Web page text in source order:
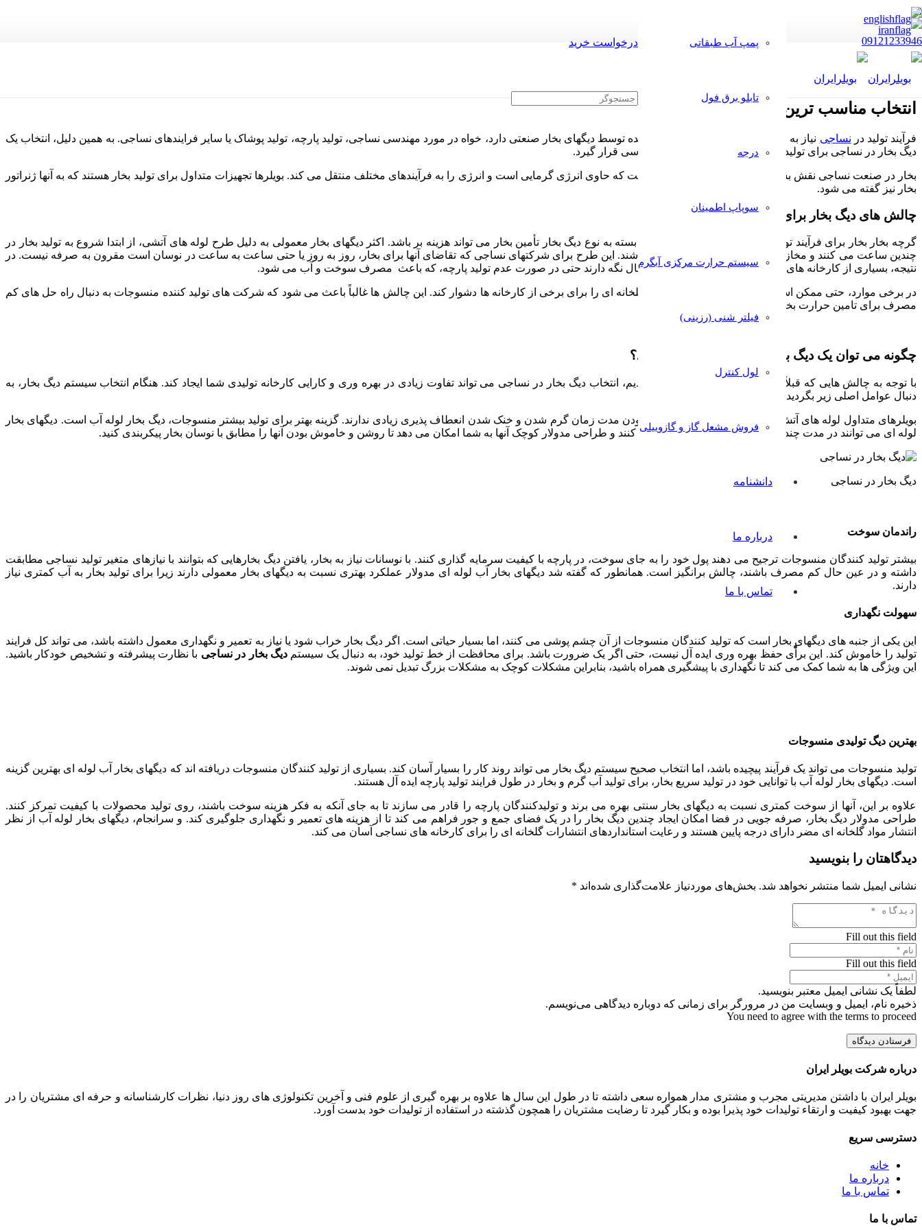
09121233946 پمپ آب طبقاتی
تابلو برق فول
درجه
سوپاپ اطمینان
سیستم حرارت مرکزی آبگرم
فیلتر شنی (رزینی)
لول کنترل
فروش مشعل گاز و گازوییلی
دانشنامه
درباره ما
تماس با ما
درخواست خرید
انتخاب مناسب ترین دیگ بخار در نساجی
فرآیند تولید در نساجی نیاز به استفاده از بخار یا آب گرم تولید شده توسط دیگهای بخار صنعتی دارد، خواه در مورد مهندسی نساجی، تولید پارچه، تولید پوشاک یا سایر فرایندهای نساجی. به همین دلیل، انتخاب یک
دیگ بخار در نساجی برای تولید منسوجات باید به خوبی مورد بررسی قرار گیرد.
بخار در صنعت نساجی نقش بسزایی دارد، این حالت بخار آب است که حاوی انرژی گرمایی است و انرژی را به فرآیندهای مختلف منتقل می کند. بویلرها تجهیزات متداول برای تولید بخار هستند که به آنها ژنراتور
بخار نیز گفته می شود.
چالش های دیگ بخار برای سازندگان پارچه ای
گرچه بخار بخار برای فرآیند تولید منسوجات ضروری است، اما بسته به نوع دیگ بخار تأمین بخار می تواند هزینه بر باشد. اکثر دیگهای بخار معمولی به دلیل طرح لوله های آتشی، از ابتدا شروع به تولید بخار در
چندین ساعت می کنند و مخازن آب نیز می توانند بسیار بزرگ باشند. این طرح برای شرکتهای نساجی که تقاضای آنها برای بخار، روز به روز یا حتی ساعت به ساعت در نوسان است مقرون به صرفه نیست. در
نتیجه، بسیاری از کارخانه های تولیدی باید دیگهای بخار خود را فعال نگه دارند حتی در صورت عدم تولید پارچه، که باعث مصرف سوخت و آب می شود.
در برخی موارد، حتی ممکن است رعایت استانداردهای انتشار گلخانه ای را برای برخی از کارخانه ها دشوار کند. این چالش ها غالباً باعث می شود که شرکت های تولید کننده منسوجات به دنبال راه حل های کم
مصرف برای تامین حرارت بخار خود باشند.
چگونه می توان یک دیگ بخار در نساجی را انتخاب کرد؟
با توجه به چالش هایی که قبلاً با سیستم های دیگ بخار ذکر کردیم، انتخاب دیگ بخار در نساجی می تواند تفاوت زیادی در بهره وری و کارایی کارخانه تولیدی شما ایجاد کند. هنگام انتخاب سیستم دیگ بخار، به
دنبال عوامل اصلی زیر بگردید.
بویلرهای متداول لوله های آتش نشانی معمولاً به دلیل طولانی بودن مدت زمان گرم شدن و خنک شدن انعطاف پذیری زیادی ندارند. گزینه بهتر برای تولید بیشتر منسوجات، دیگ بخار لوله آب است. دیگهای بخار
لوله ای می توانند در مدت چند دقیقه از ابتدا شروع به تولید بخار کنند و طراحی مدولار کوچک آنها به شما امکان می دهد تا روشن و خاموش بودن آنها را مطابق با نوسان بخار پیکربندی کنید.
دیگ بخار در نساجی
راندمان سوخت
بیشتر تولید کنندگان منسوجات ترجیح می دهند پول خود را به جای سوخت، در پارچه با کیفیت سرمایه گذاری کنند. با نوسانات نیاز به بخار، یافتن دیگ بخارهایی که بتوانند با نیازهای متغیر تولید نساجی مطابقت
داشته و در عین حال کم مصرف باشند، چالش برانگیز است. همانطور که گفته شد دیگهای بخار آب لوله ای مدولار عملکرد بهتری نسبت به دیگهای بخار معمولی دارند زیرا برای تولید بخار به آب کمتری نیاز
دارند.
سهولت نگهداری
این یکی از جنبه های دیگهای بخار است که تولید کنندگان منسوجات از آن چشم پوشی می کنند، اما بسیار حیاتی است. اگر دیگ بخار خراب شود یا نیاز به تعمیر و نگهداری معمول داشته باشد، می تواند کل فرایند
تولید را خاموش کند. این برای حفظ بهره وری ایده آل نیست، حتی اگر یک ضرورت باشد. برای محافظت از خط تولید خود، به دنبال یک سیستم دیگ بخار در نساجی با نظارت پیشرفته و تشخیص خودکار باشید.
این ویژگی ها به شما کمک می کند تا نگهداری با پیشگیری همراه باشید، بنابراین مشکلات کوچک به مشکلات بزرگ تبدیل نمی شوند.
بهترین دیگ تولیدی منسوجات
تولید منسوجات می تواند یک فرآیند پیچیده باشد، اما انتخاب صحیح سیستم دیگ بخار می تواند روند کار را بسیار آسان کند. بسیاری از تولید کنندگان منسوجات دریافته اند که دیگهای بخار آب لوله ای بهترین گزینه
است. دیگهای بخار لوله آب با توانایی خود در تولید سریع بخار، برای تولید آب گرم و بخار در طول فرایند تولید پارچه ایده آل هستند.
علاوه بر این، آنها از سوخت کمتری نسبت به دیگهای بخار سنتی بهره می برند و تولیدکنندگان پارچه را قادر می سازند تا به جای آنکه به فکر هزینه سوخت باشند، روی تولید محصولات با کیفیت تمرکز کنند.
طراحی مدولار دیگ بخار، صرفه جویی در فضا امکان ایجاد چندین دیگ بخار را در یک فضای جمع و جور فراهم می کند تا از هزینه های تعمیر و نگهداری جلوگیری کند. و سرانجام، دیگهای بخار لوله آب از نظر
انتشار مواد گلخانه ای مضر دارای درجه پایین هستند و رعایت استانداردهای انتشارات گلخانه ای را برای کارخانه های نساجی آسان می کند.
دیدگاهتان را بنویسید
نشانی ایمیل شما منتشر نخواهد شد. بخش‌های موردنیاز علامت‌گذاری شده‌اند *
Fill out this field
Fill out this field
لطفاً یک نشانی ایمیل معتبر بنویسید.
ذخیره نام، ایمیل و وبسایت من در مرورگر برای زمانی که دوباره دیدگاهی می‌نویسم.
You need to agree with the terms to proceed
فرستادن دیدگاه
درباره شرکت بویلر ایران
بویلر ایران با داشتن مدیریتی مجرب و مشتری مدار همواره سعی داشته تا در طول این سال ها علاوه بر بهره گیری از علوم فنی و آخرین تکنولوژی های روز دنیا، نظرات کارشناسانه و حرفه ای مشتریان را در
جهت بهبود کیفیت و ارتقاء تولیدات خود پذیرا بوده و بکار گیرد تا رضایت مشتریان را همچون گذشته در استفاده از تولیدات خود بدست آورد.
دسترسی سریع
خانه
درباره ما
تماس با ما
تماس با ما